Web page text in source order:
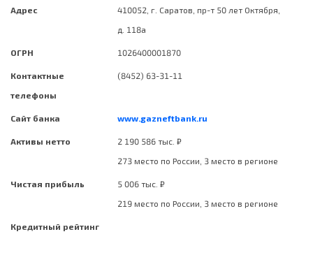
Адрес
410052, г. Саратов, пр-т 50 лет Октября,
д. 118а
ОГРН 1026400001870
Контактные
телефоны
(8452) 63-31-11
Сайт банка www.gazneftbank.ru
Активы нетто
2 190 586 тыс. ₽
273 место по России, 3 место в регионе
Чистая прибыль
5 006 тыс. ₽
219 место по России, 3 место в регионе
Кредитный рейтинг